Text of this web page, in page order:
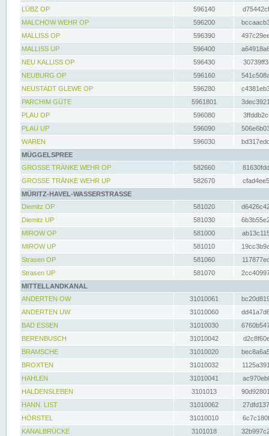
LÜBZ OP
596140
MALCHOW WEHR OP
596200
MALLISS OP
596390
MALLISS UP
596400
NEU KALLISS OP
596430
NEUBURG OP
596160
NEUSTADT GLEWE OP
596280
PARCHIM GÜTE
5961801
PLAU OP
596080
PLAU UP
596090
WAREN
596030
MÜGGELSPREE
GROSSE TRÄNKE WEHR OP
582660
GROSSE TRÄNKE WEHR UP
582670
MÜRITZ-HAVEL-WASSERSTRASSE
Diemitz OP
581020
Diemitz UP
581030
MIROW OP
581000
MIROW UP
581010
Strasen OP
581060
Strasen UP
581070
MITTELLANDKANAL
ANDERTEN OW
31010061
ANDERTEN UW
31010060
BAD ESSEN
31010030
BERENBUSCH
31010042
BRAMSCHE
31010020
BROXTEN
31010032
HAHLEN
31010041
HALDENSLEBEN
3101013
HANN. LIST
31010062
HÖRSTEL
31010010
KANALBRÜCKE
3101018